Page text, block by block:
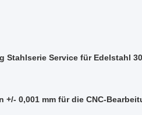
Stahlserie Service für Edelstahl
0,001 mm für die CNC-